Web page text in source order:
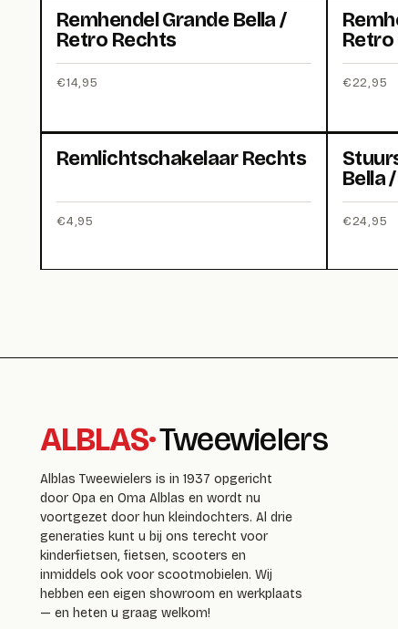
Remhendel Grande Bella /
Retro Rechts
€14,95
Retro
€22,95
Remlichtschakelaar Rechts
€4,95
Bella
€24,95
ALBLAS·Tweewielers
Alblas Tweewielers is in 1937 opgericht
door Opa en Oma Alblas en wordt nu
voortgezet door hun kleindochters. Al drie
generaties kunt u bij ons terecht voor
kinderfietsen, fietsen, scooters en
inmiddels ook voor scootmobielen. Wij
hebben een eigen showroom en werkplaats
— en heten u graag welkom!